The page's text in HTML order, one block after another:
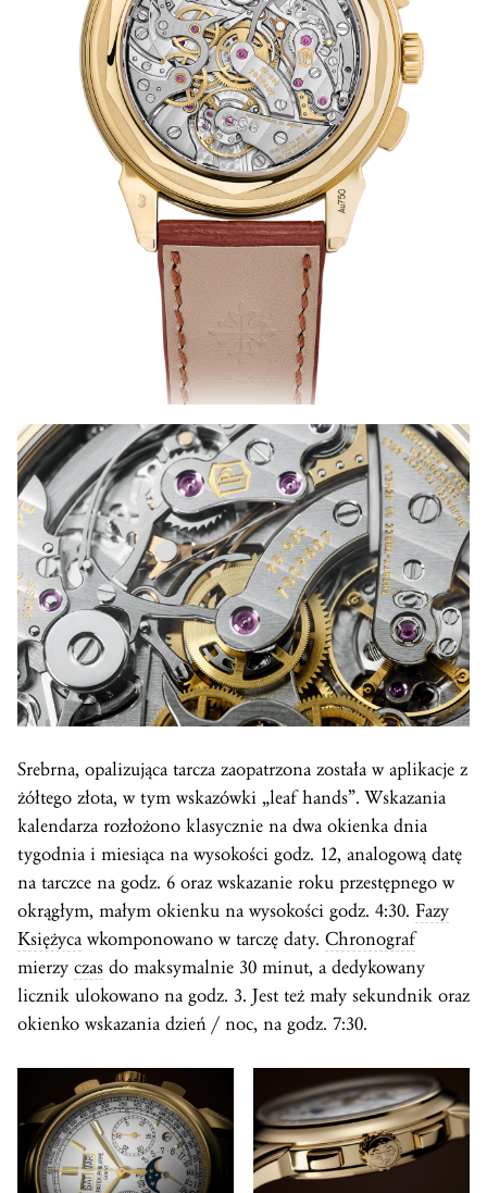
Srebrna, opalizująca tarcza zaopatrzona została w aplikacje z
żółtego złota, w tym wskazówki „leaf hands”. Wskazania
kalendarza rozłożono klasycznie na dwa okienka dnia
tygodnia i miesiąca na wysokości godz. 12, analogową datę
na tarczce na godz. 6 oraz wskazanie roku przestępnego w
okrągłym, małym okienku na wysokości godz. 4:30. Fazy
Księżyca wkomponowano w tarczę daty. Chronograf
mierzy czas do maksymalnie 30 minut, a dedykowany
licznik ulokowano na godz. 3. Jest też mały sekundnik oraz
okienko wskazania dzień / noc, na godz. 7:30.